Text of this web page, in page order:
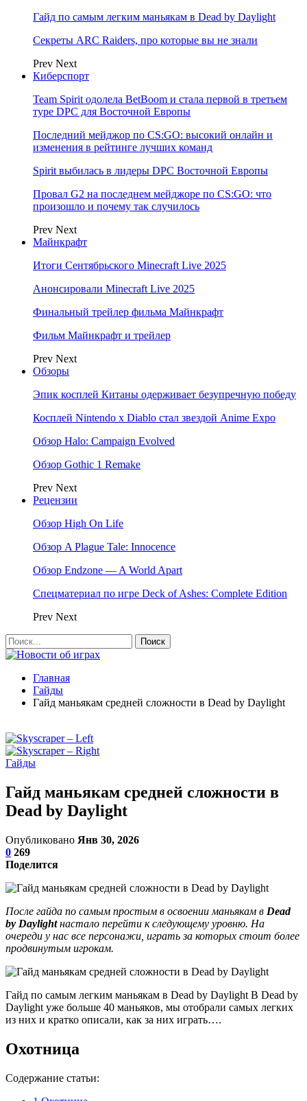
Гайд по самым легким маньякам в Dead by Daylight
Секреты ARC Raiders, про которые вы не знали
Prev Next
Киберспорт
Team Spirit одолела BetBoom и стала первой в третьем
туре DPC для Восточной Европы
Последний мейджор по CS:GO: высокий онлайн и
изменения в рейтинге лучших команд
Spirit выбилась в лидеры DPC Восточной Европы
Провал G2 на последнем мейджоре по CS:GO: что
произошло и почему так случилось
Prev Next
Майнкрафт
Итоги Сентябрьского Minecraft Live 2025
Анонсировали Minecraft Live 2025
Финальный трейлер фильма Майнкрафт
Фильм Майнкрафт и трейлер
Prev Next
Обзоры
Эпик косплей Китаны одерживает безупречную победу
Косплей Nintendo x Diablo стал звездой Anime Expo
Обзор Halo: Campaign Evolved
Обзор Gothic 1 Remake
Prev Next
Рецензии
Обзор High On Life
Обзор A Plague Tale: Innocence
Обзор Endzone — A World Apart
Спецматериал по игре Deck of Ashes: Complete Edition
Prev Next
Главная
Гайды
Гайд маньякам средней сложности в Dead by Daylight
Гайды
Гайд маньякам средней сложности в
Dead by Daylight
Опубликовано Янв 30, 2026
0 269
Поделится
После гайда по самым простым в освоении маньякам в Dead
by Daylightнастало перейти к следующему уровню. На
очереди у нас все персонажи, играть за которых стоит более
продвинутым игрокам.
Гайд по самым легким маньякам в Dead by Daylight В Dead by
Daylight уже больше 40 маньяков, мы отобрали самых легких
из них и кратко описали, как за них играть….
Охотница
Содержание статьи: